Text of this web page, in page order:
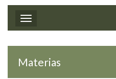
Toggle navigation
Materias